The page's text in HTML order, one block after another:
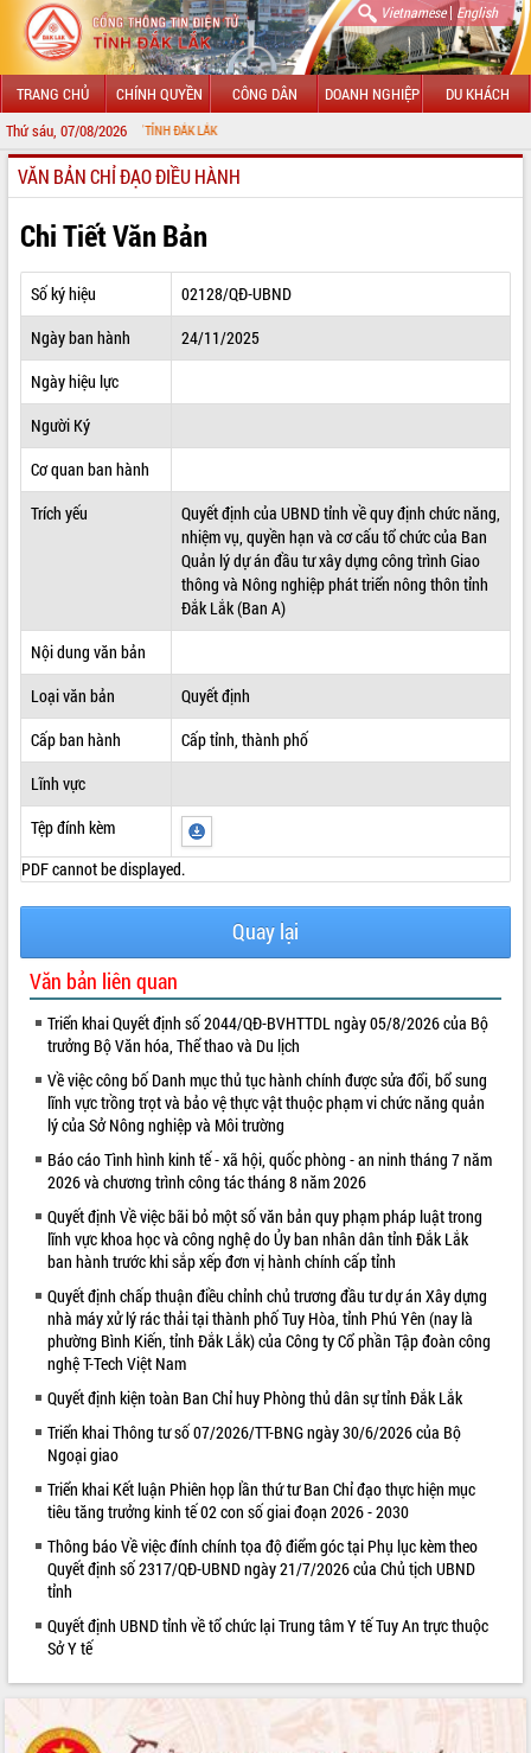
Vietnamese| English
TRANG CHỦ CHÍNH QUYỀN CÔNG DÂN DOANH NGHIỆP DU KHÁCH
Thứ sáu, 07/08/2026
TIN ĐIỆN TỬ TỈNH ĐẮK LẮK
GIỚI THIỆU
LÃNH ĐẠO UBND TỈNH
TIN TỨC SỰ KIỆN
SỞ, BAN, NGÀNH
THÔNG TIN CHỈ ĐẠO ĐIỀU HÀNH
HỆ THỐNG VĂN BẢN
VĂN BẢN HĐND TỈNH
VIDEO
Không có file video nào để phát.
ALBUM ẢNH
LIÊN KẾT WEB
VĂN BẢN CHỈ ĐẠO ĐIỀU HÀNH
Chi Tiết Văn Bản
Số ký hiệu
02128/QĐ-UBND
Ngày ban hành
24/11/2025
Ngày hiệu lực
Người Ký
Cơ quan ban hành
Trích yếu
Quyết định của UBND tỉnh về quy định chức năng,
nhiệm vụ, quyền hạn và cơ cấu tổ chức của Ban
Quản lý dự án đầu tư xây dựng công trình Giao
thông và Nông nghiệp phát triển nông thôn tỉnh
Đắk Lắk (Ban A)
Nội dung văn bản
Loại văn bản
Quyết định
Cấp ban hành
Cấp tỉnh, thành phố
Lĩnh vực
Tệp đính kèm
PDF cannot be displayed.
Quay lại
Văn bản liên quan
Triển khai Quyết định số 2044/QĐ-BVHTTDL ngày 05/8/2026 của Bộ
trưởng Bộ Văn hóa, Thể thao và Du lịch
Về việc công bố Danh mục thủ tục hành chính được sửa đổi, bổ sung
lĩnh vực trồng trọt và bảo vệ thực vật thuộc phạm vi chức năng quản
lý của Sở Nông nghiệp và Môi trường
Báo cáo Tình hình kinh tế - xã hội, quốc phòng - an ninh tháng 7 năm
2026 và chương trình công tác tháng 8 năm 2026
Quyết định Về việc bãi bỏ một số văn bản quy phạm pháp luật trong
lĩnh vực khoa học và công nghệ do Ủy ban nhân dân tỉnh Đắk Lắk
ban hành trước khi sắp xếp đơn vị hành chính cấp tỉnh
Quyết định chấp thuận điều chỉnh chủ trương đầu tư dự án Xây dựng
nhà máy xử lý rác thải tại thành phố Tuy Hòa, tỉnh Phú Yên (nay là
phường Bình Kiến, tỉnh Đắk Lắk) của Công ty Cổ phần Tập đoàn công
nghệ T-Tech Việt Nam
Quyết định kiện toàn Ban Chỉ huy Phòng thủ dân sự tỉnh Đắk Lắk
Triển khai Thông tư số 07/2026/TT-BNG ngày 30/6/2026 của Bộ
Ngoại giao
Triển khai Kết luận Phiên họp lần thứ tư Ban Chỉ đạo thực hiện mục
tiêu tăng trưởng kinh tế 02 con số giai đoạn 2026 - 2030
Thông báo Về việc đính chính tọa độ điểm góc tại Phụ lục kèm theo
Quyết định số 2317/QĐ-UBND ngày 21/7/2026 của Chủ tịch UBND
tỉnh
Quyết định UBND tỉnh về tổ chức lại Trung tâm Y tế Tuy An trực thuộc
Sở Y tế